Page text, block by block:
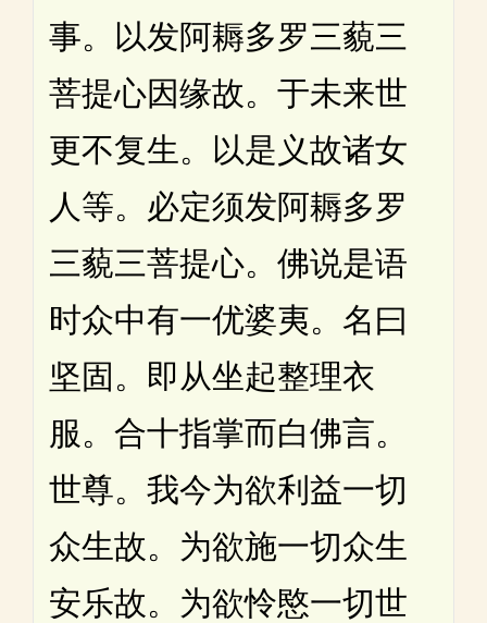
事。以发阿耨多罗三藐三
菩提心因缘故。于未来世
更不复生。以是义故诸女
人等。必定须发阿耨多罗
三藐三菩提心。佛说是语
时众中有一优婆夷。名曰
坚固。即从坐起整理衣
服。合十指掌而白佛言。
世尊。我今为欲利益一切
众生故。为欲施一切众生
安乐故。为欲怜愍一切世